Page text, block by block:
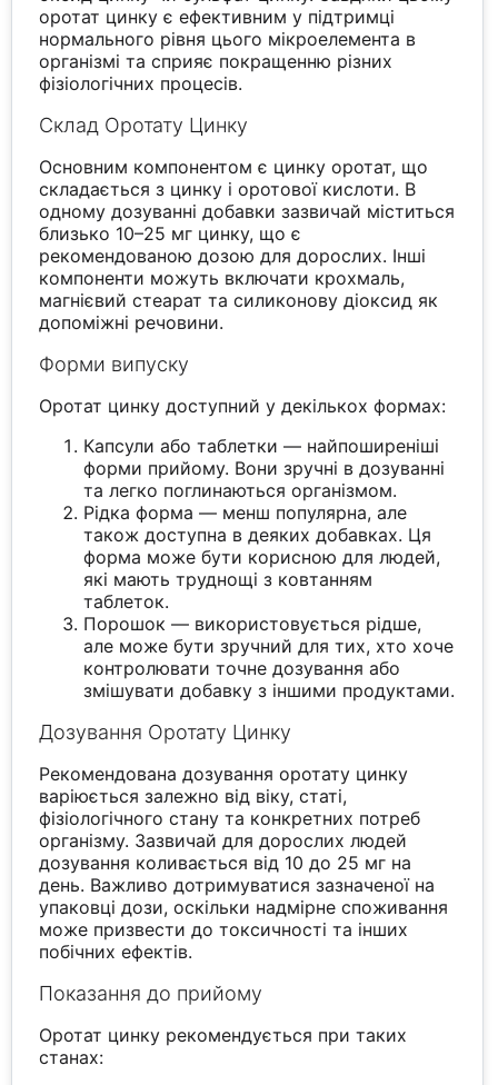
оротат цинку є ефективним у підтримці
нормального рівня цього мікроелемента в
організмі та сприяє покращенню різних
фізіологічних процесів.
Склад Оротату Цинку
Основним компонентом є цинку оротат, що
складається з цинку і оротової кислоти. В
одному дозуванні добавки зазвичай міститься
близько 10–25 мг цинку, що є
рекомендованою дозою для дорослих. Інші
компоненти можуть включати крохмаль,
магнієвий стеарат та силиконову діоксид як
допоміжні речовини.
Форми випуску
Оротат цинку доступний у декількох формах:
Капсули або таблетки — найпоширеніші
форми прийому. Вони зручні в дозуванні
та легко поглинаються організмом.
Рідка форма — менш популярна, але
також доступна в деяких добавках. Ця
форма може бути корисною для людей,
які мають труднощі з ковтанням
таблеток.
Порошок — використовується рідше,
але може бути зручний для тих, хто хоче
контролювати точне дозування або
змішувати добавку з іншими продуктами.
Дозування Оротату Цинку
Рекомендована дозування оротату цинку
варіюється залежно від віку, статі,
фізіологічного стану та конкретних потреб
організму. Зазвичай для дорослих людей
дозування коливається від 10 до 25 мг на
день. Важливо дотримуватися зазначеної на
упаковці дози, оскільки надмірне споживання
може призвести до токсичності та інших
побічних ефектів.
Показання до прийому
Оротат цинку рекомендується при таких
станах: